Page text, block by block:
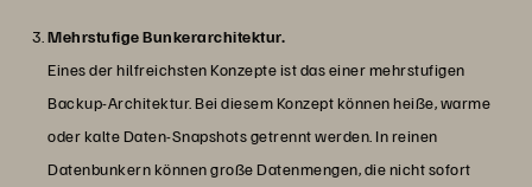
Mehrstufige Bunkerarchitektur.
Eines der hilfreichsten Konzepte ist das einer mehrstufigen
Backup-Architektur. Bei diesem Konzept können heiße, warme
oder kalte Daten-Snapshots getrennt werden. In reinen
Datenbunkern können große Datenmengen, die nicht sofort